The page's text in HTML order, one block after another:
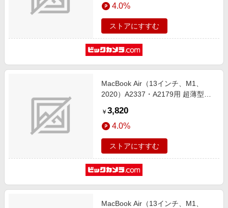
バーマーケット
macbookair13_3set-2022
4.0%
ストアにすすむ
MacBook Air（13インチ、M1、
2020）A2337・A2179用 超薄型保
ア LG-MCAR13-ST-CR
￥ 3,820
4.0%
ストアにすすむ
MacBook Air（13インチ、M1、